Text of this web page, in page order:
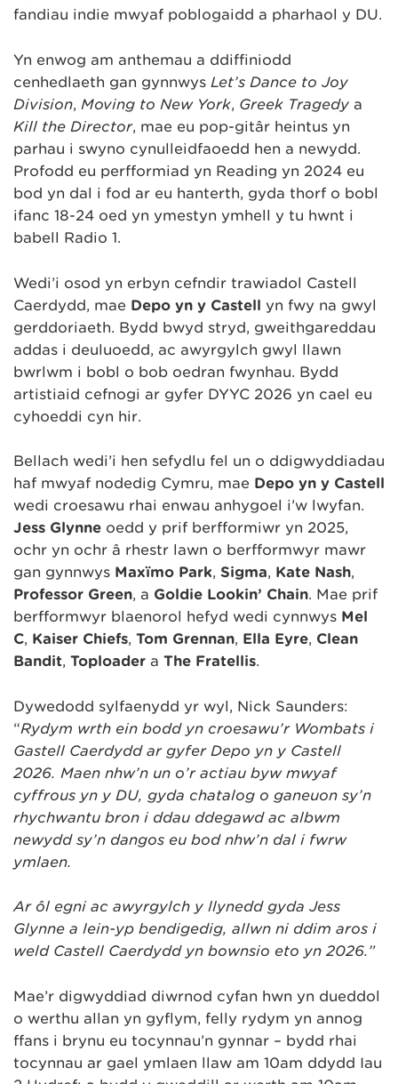
fandiau indie mwyaf poblogaidd a pharhaol y DU.
Yn enwog am anthemau a ddiffiniodd
cenhedlaeth gan gynnwys Let’s Dance to Joy
Division, Moving to New York, Greek Tragedy a
Kill the Director, mae eu pop-gitâr heintus yn
parhau i swyno cynulleidfaoedd hen a newydd.
Profodd eu perfformiad yn Reading yn 2024 eu
bod yn dal i fod ar eu hanterth, gyda thorf o bobl
ifanc 18-24 oed yn ymestyn ymhell y tu hwnt i
babell Radio 1.
Wedi’i osod yn erbyn cefndir trawiadol Castell
Caerdydd, mae Depo yn y Castell yn fwy na gŵyl
gerddoriaeth. Bydd bwyd stryd, gweithgareddau
addas i deuluoedd, ac awyrgylch gŵyl llawn
bwrlwm i bobl o bob oedran fwynhau. Bydd
artistiaid cefnogi ar gyfer DYYC 2026 yn cael eu
cyhoeddi cyn hir.
Bellach wedi’i hen sefydlu fel un o ddigwyddiadau
haf mwyaf nodedig Cymru, mae Depo yn y Castell
wedi croesawu rhai enwau anhygoel i’w lwyfan.
Jess Glynne oedd y prif berfformiwr yn 2025,
ochr yn ochr â rhestr lawn o berfformwyr mawr
gan gynnwys Maxïmo Park, Sigma, Kate Nash,
Professor Green, a Goldie Lookin’ Chain. Mae prif
berfformwyr blaenorol hefyd wedi cynnwys Mel
C, Kaiser Chiefs, Tom Grennan, Ella Eyre, Clean
Bandit, Toploader a The Fratellis.
Dywedodd sylfaenydd yr ŵyl, Nick Saunders:
“Rydym wrth ein bodd yn croesawu’r Wombats i
Gastell Caerdydd ar gyfer Depo yn y Castell
2026. Maen nhw’n un o’r actiau byw mwyaf
cyffrous yn y DU, gyda chatalog o ganeuon sy’n
rhychwantu bron i ddau ddegawd ac albwm
newydd sy’n dangos eu bod nhw’n dal i fwrw
ymlaen.
Ar ôl egni ac awyrgylch y llynedd gyda Jess
Glynne a lein-yp bendigedig, allwn ni ddim aros i
weld Castell Caerdydd yn bownsio eto yn 2026.”
Mae’r digwyddiad diwrnod cyfan hwn yn dueddol
o werthu allan yn gyflym, felly rydym yn annog
ffans i brynu eu tocynnau’n gynnar – bydd rhai
tocynnau ar gael ymlaen llaw am 10am ddydd Iau